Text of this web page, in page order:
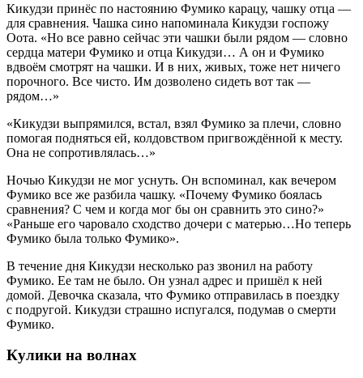
Кикудзи принёс по настоянию Фумико карацу, чашку отца —
для сравнения. Чашка сино напоминала Кикудзи госпожу
Оота. «Но все равно сейчас эти чашки были рядом — словно
сердца матери Фумико и отца Кикудзи… А он и Фумико
вдвоём смотрят на чашки. И в них, живых, тоже нет ничего
порочного. Все чисто. Им дозволено сидеть вот так —
рядом…»
«Кикудзи выпрямился, встал, взял Фумико за плечи, словно
помогая подняться ей, колдовством пригвождённой к месту.
Она не сопротивлялась…»
Ночью Кикудзи не мог уснуть. Он вспоминал, как вечером
Фумико все же разбила чашку. «Почему Фумико боялась
сравнения? С чем и когда мог бы он сравнить это сино?»
«Раньше его чаровало сходство дочери с матерью…Но теперь
Фумико была только Фумико».
В течение дня Кикудзи несколько раз звонил на работу
Фумико. Ее там не было. Он узнал адрес и пришёл к ней
домой. Девочка сказала, что Фумико отправилась в поездку
с подругой. Кикудзи страшно испугался, подумав о смерти
Фумико.
Кулики на волнах